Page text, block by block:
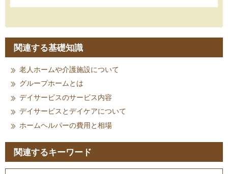
関連する基礎知識
老人ホームや介護施設について
グループホームとは
デイサービスのサービス内容
デイサービスとデイケアについて
ホームヘルパーの費用と相場
関連するキーワード